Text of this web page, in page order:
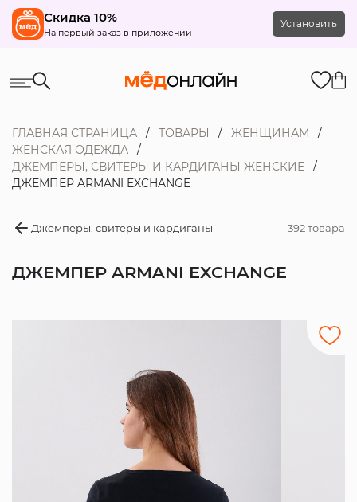
Скидка 10%
На первый заказ в приложении
Установить
ГЛАВНАЯ СТРАНИЦА ТОВАРЫ
ЖЕНЩИНАМ
ЖЕНСКАЯ ОДЕЖДА
ДЖЕМПЕРЫ, СВИТЕРЫ И КАРДИГАНЫ ЖЕНСКИЕ
ДЖЕМПЕР ARMANI EXCHANGE
Джемперы, свитеры и кардиганы 392 товара
ДЖЕМПЕР ARMANI EXCHANGE